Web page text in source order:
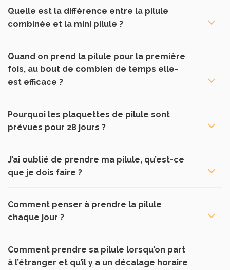
Quelle est la différence entre la pilule
combinée et la mini pilule ?
Quand on prend la pilule pour la première
fois, au bout de combien de temps elle-
est efficace ?
Pourquoi les plaquettes de pilule sont
prévues pour 28 jours ?
J’ai oublié de prendre ma pilule, qu’est-ce
que je dois faire ?
Comment penser à prendre la pilule
chaque jour ?
Comment prendre sa pilule lorsqu’on part
à l’étranger et qu’il y a un décalage horaire